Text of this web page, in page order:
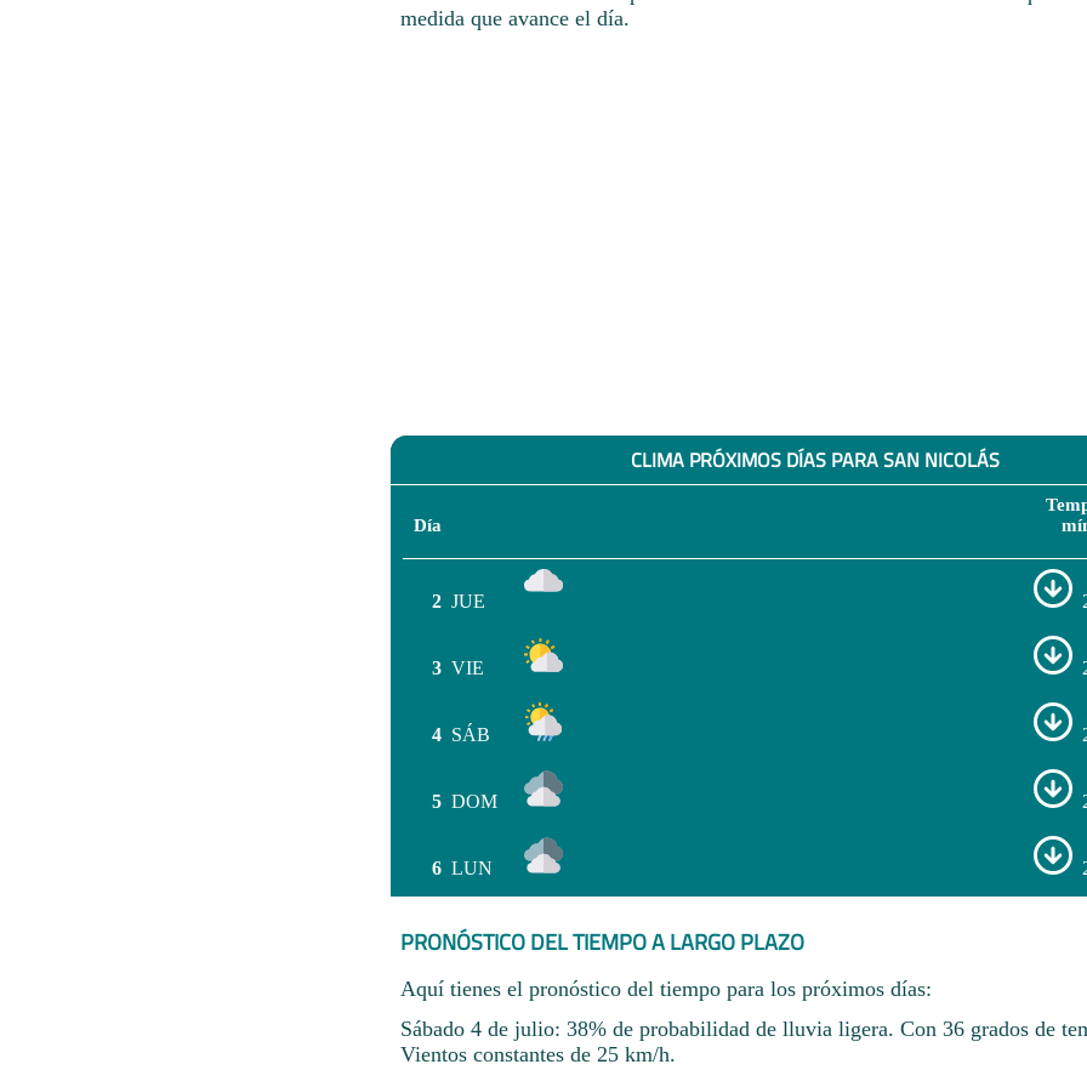
medida que avance el día.
CLIMA PRÓXIMOS DÍAS PARA SAN NICOLÁS
Día
2 JUE
3 VIE
4 SÁB
5 DOM
6 LUN
PRONÓSTICO DEL TIEMPO A LARGO PLAZO
Aquí tienes el pronóstico del tiempo para los próximos días:
Sábado 4 de julio: 38% de probabilidad de lluvia ligera. Con 36 grados de
Vientos constantes de 25 km/h.